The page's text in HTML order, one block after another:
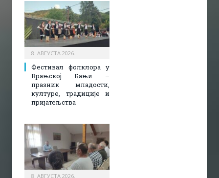
8. АВГУСТА 2026.
Фестивал фолклора у
Врањској Бањи –
празник младости,
културе, традиције и
пријатељства
8. АВГУСТА 2026.